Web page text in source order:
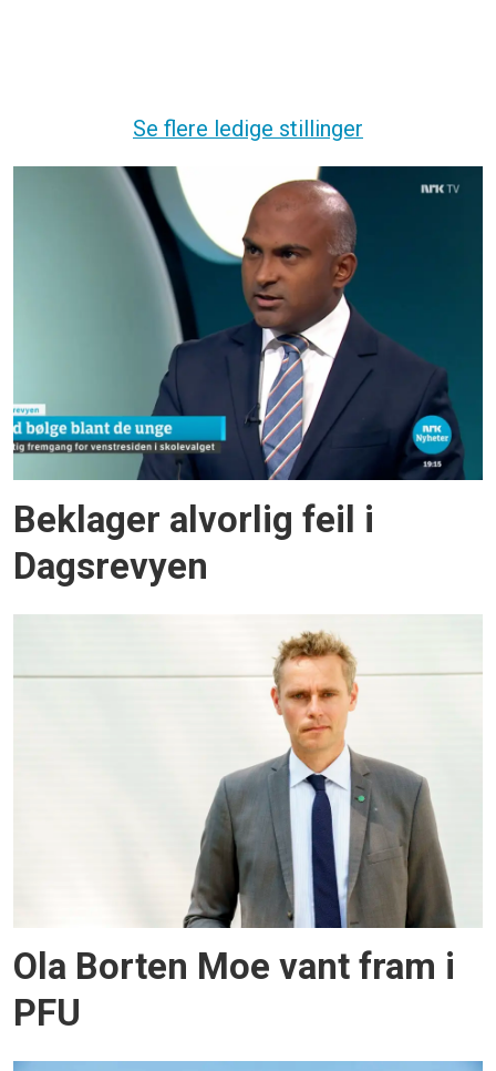
Se flere ledige stillinger
Beklager alvorlig feil i
Dagsrevyen
Ola Borten Moe vant fram i
PFU